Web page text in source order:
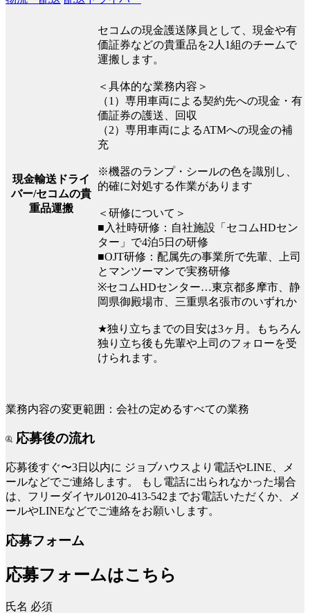
現金輸送ドライ
バー/セコムの貴
重品運搬
セコムの現金護送隊員として、現金や有
価証券などの貴重品を2人1組のチームで
運搬します。
＜具体的な業務内容＞
（1）専用車両による契約先への現金・有
価証券の護送、回収
（2）専用車両によるATMへの現金の補
充
※機器のランプ・シールの色を識別し、
的確に対処する作業があります
＜研修について＞
■入社時研修：自社施設「セコムHDセン
ター」で4泊5日の研修
■OJT研修：配属先の事業所で先輩、上司
とマンツーマンで実務研修
※セコムHDセンター…東京都多摩市、静
岡県御殿場市、三重県名張市のいずれか
★独り立ちまでの目安は3ヶ月。もちろん
独り立ち後も先輩や上司のフォローを受
けられます。
業務内容の変更範囲：会社の定めるすべての業務
応募後の流れ
応募後すぐ〜3日以内に ジョブハウスより電話やLINE、メ
ールなどでご連絡します。
もし電話に出られなかった場合
は、フリーダイヤル0120-413-542までお電話いただくか、メ
ールやLINEなどでご連絡をお願いします。
応募フォーム
応募フォームはこちら
氏名 必須